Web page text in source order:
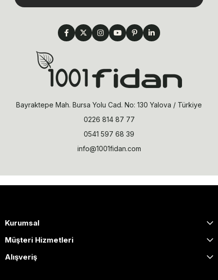
Bayraktepe Mah. Bursa Yolu Cad. No: 130 Yalova / Türkiye
0226 814 87 77
0541 597 68 39
info@1001fidan.com
Kurumsal
Müşteri Hizmetleri
Alışveriş